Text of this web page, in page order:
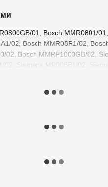
01, Bosch MMR0801/
02, Bosch MMR08R1/02,
02, Bosch MMRP1000GB/02,
02, Siemens MR008B1/02,